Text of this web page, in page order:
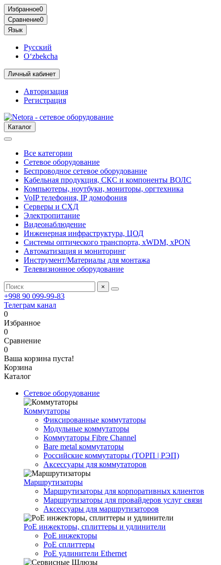
Избранное0
Сравнение0
Язык
Русский
O‘zbekcha
Личный кабинет
Авторизация
Регистрация
Каталог
Все категории
Сетевое оборудование
Беспроводное сетевое оборудование
Кабельная продукция, СКС и компоненты ВОЛС
Компьютеры, ноутбуки, мониторы, оргтехника
VoIP телефония, IP домофония
Серверы и СХД
Электропитание
Видеонаблюдение
Инженерная инфраструктура, ЦОД
Системы оптического транспорта, xWDM, xPON
Автоматизация и мониторинг
Инструмент/Материалы для монтажа
Телевизионное оборудование
×
+998 90 099-99-83
Телеграм канал
0
Избранное
0
Сравнение
0
Ваша корзина пуста!
Корзина
Каталог
Сетевое оборудование
Коммутаторы
Фиксированные коммутаторы
Модульные коммутаторы
Коммутаторы Fibre Channel
Bare metal коммутаторы
Российские коммутаторы (ТОРП | РЭП)
Аксессуары для коммутаторов
Маршрутизаторы
Маршрутизаторы для корпоративных клиентов
Маршрутизаторы для провайдеров услуг связи
Аксессуары для маршрутизаторов
PoE инжекторы, сплиттеры и удлинители
PoE инжекторы
PoE сплиттеры
PoE удлинители Ethernet